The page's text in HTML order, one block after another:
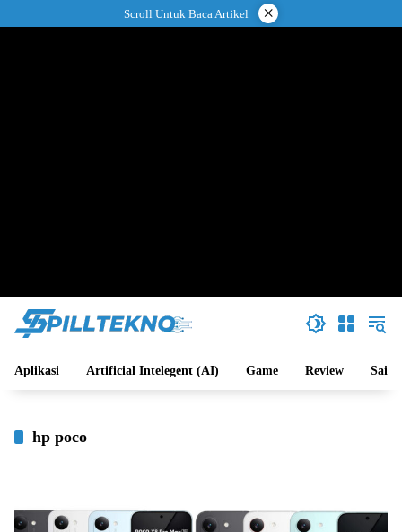
ke
Scroll Untuk Baca Artikel ×
Aplikasi Artificial Intelegent (AI) Game Review Sains
hp poco